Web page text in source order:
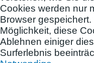
Cookies werden nur
Browser
Möglichkeit, diese
Ablehnen einiger
Surferlebnis